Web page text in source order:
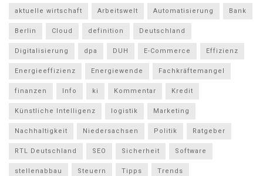
aktuelle wirtschaft Arbeitswelt Automatisierung Bank
Berlin Cloud definition Deutschland
Digitalisierung dpa DUH E-Commerce Effizienz
Energieeffizienz Energiewende Fachkräftemangel
finanzen Info ki Kommentar Kredit
Künstliche Intelligenz logistik Marketing
Nachhaltigkeit Niedersachsen Politik Ratgeber
RTL Deutschland SEO Sicherheit Software
stellenabbau Steuern Tipps Trends